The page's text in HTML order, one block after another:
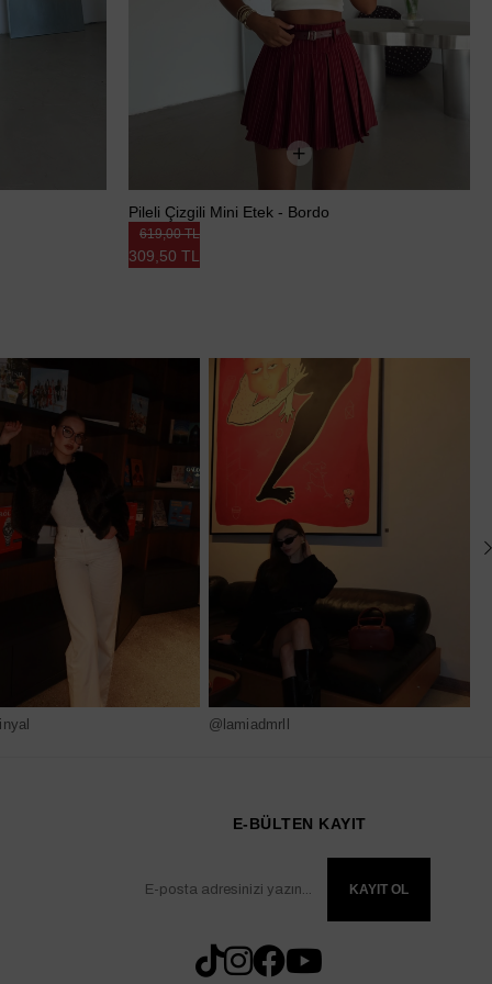
Pileli Çizgili Mini Etek - Bordo
309,50 TL
619,00 TL
@lamiadmrll
E-BÜLTEN KAYIT
KAYIT OL